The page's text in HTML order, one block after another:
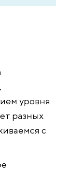
уровня
разных
с